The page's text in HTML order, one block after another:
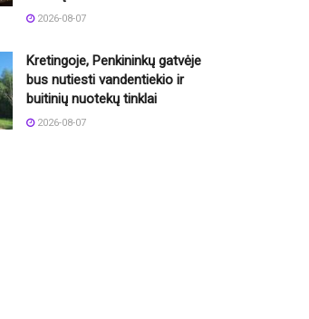
2026-08-07
Kretingoje, Penkininkų gatvėje
bus nutiesti vandentiekio ir
buitinių nuotekų tinklai
2026-08-07